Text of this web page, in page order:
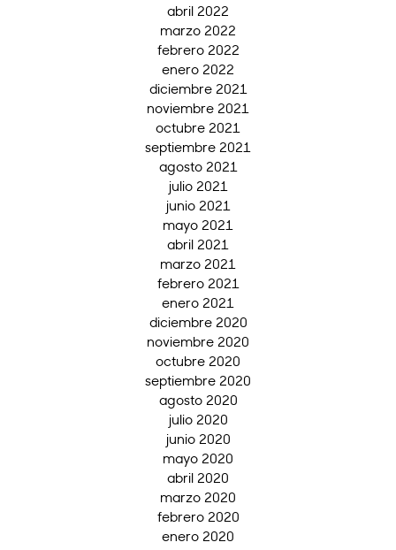
abril 2022
marzo 2022
febrero 2022
enero 2022
diciembre 2021
noviembre 2021
octubre 2021
septiembre 2021
agosto 2021
julio 2021
junio 2021
mayo 2021
abril 2021
marzo 2021
febrero 2021
enero 2021
diciembre 2020
noviembre 2020
octubre 2020
septiembre 2020
agosto 2020
julio 2020
junio 2020
mayo 2020
abril 2020
marzo 2020
febrero 2020
enero 2020